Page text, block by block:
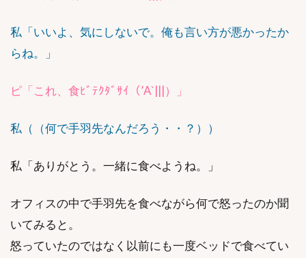
私「いいよ、気にしないで。俺も言い方が悪かったか
らね。」
ピ「これ、食ﾋﾞﾃｸﾀﾞｻｲ（’A`|||）」
私（（何で手羽先なんだろう・・？））
私「ありがとう。一緒に食べようね。」
オフィスの中で手羽先を食べながら何で怒ったのか聞
いてみると。
怒っていたのではなく以前にも一度ベッドで食べてい